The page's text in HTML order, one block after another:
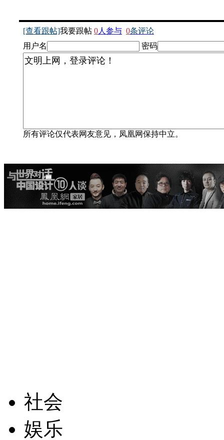
[查看跟帖]我要跟帖 0人参与 0条评论
用户名
密码
所有评论仅代表网友意见，凤凰网保持中立。
社会
娱乐